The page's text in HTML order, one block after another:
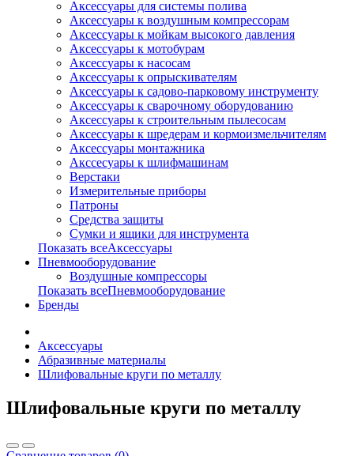
Аксессуары для системы полива
Аксессуары к воздушным компрессорам
Аксессуары к мойкам высокого давления
Аксессуары к мотобурам
Аксессуары к насосам
Аксессуары к опрыскивателям
Аксессуары к садово-парковому инструменту
Аксессуары к сварочному оборудованию
Аксессуары к строительным пылесосам
Аксессуары к шредерам и кормоизмельчителям
Аксессуары монтажника
Акссесуары к шлифмашинам
Верстаки
Измерительные приборы
Патроны
Средства защиты
Сумки и ящики для инструмента
Показать всеАксессуары
Пневмооборудование
Воздушные компрессоры
Показать всеПневмооборудование
Бренды
Аксессуары
Абразивные материалы
Шлифовальные круги по металлу
Шлифовальные круги по металлу